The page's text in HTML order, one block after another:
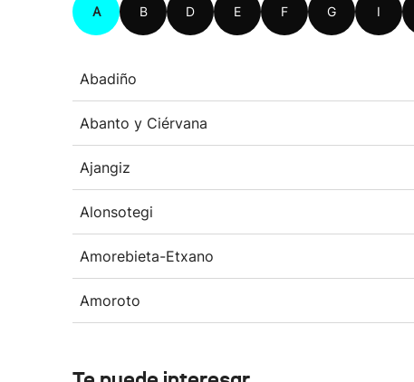
A B D E F G I
Abadiño
Abanto y Ciérvana
Ajangiz
Alonsotegi
Amorebieta-Etxano
Amoroto